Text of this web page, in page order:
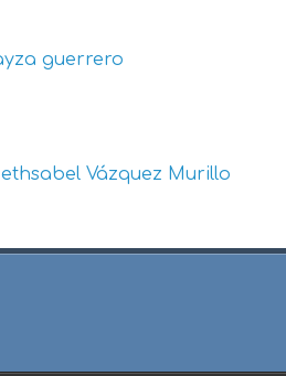
guerrero
Vázquez Murillo